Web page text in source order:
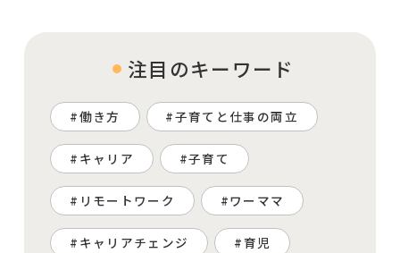
注目のキーワード
働き方 子育てと仕事の両立
キャリア 子育て
リモートワーク ワーママ
キャリアチェンジ 育児